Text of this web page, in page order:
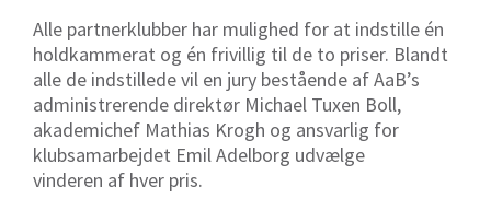
Alle partnerklubber har mulighed for at indstille én
holdkammerat og én frivillig til de to priser. Blandt
alle de indstillede vil en jury bestående af AaB’s
administrerende direktør Michael Tuxen Boll,
akademichef Mathias Krogh og ansvarlig for
klubsamarbejdet Emil Adelborg udvælge
vinderen af hver pris.